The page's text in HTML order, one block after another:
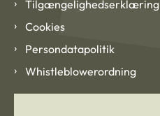
Tilgængelighedserklæring
Cookies
Persondatapolitik
Whistleblowerordning